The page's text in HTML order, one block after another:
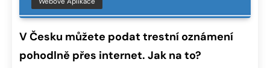
V Česku můžete podat trestní oznámení
pohodlně přes internet. Jak na to?